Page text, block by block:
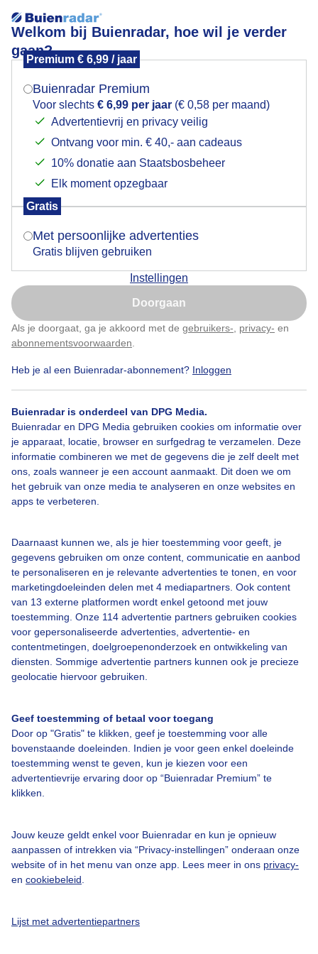
Welkom bij Buienradar, hoe wil je verder
gaan?
Premium € 6,99 / jaar
Buienradar Premium
Voor slechts € 6,99 per jaar (€ 0,58 per maand)
Advertentievrij en privacy veilig
Ontvang voor min. € 40,- aan cadeaus
10% donatie aan Staatsbosbeheer
Elk moment opzegbaar
Gratis
Met persoonlijke advertenties
Gratis blijven gebruiken
Instellingen
Doorgaan
Als je doorgaat, ga je akkoord met de gebruikers- privacy- en
abonnementsvoorwaarden
Heb je al een Buienradar-abonnement? Inloggen
Buienradar is onderdeel van DPG Media.
Buienradar en DPG Media gebruiken cookies om informatie over
je apparaat, locatie, browser en surfgedrag te verzamelen. Deze
informatie combineren we met de gegevens die je zelf deelt met
ons, zoals wanneer je een account aanmaakt. Dit doen we om
het gebruik van onze media te analyseren en onze websites en
apps te verbeteren.
Daarnaast kunnen we, als je hier toestemming voor geeft, je
gegevens gebruiken om onze content, communicatie en aanbod
te personaliseren en je relevante advertenties te tonen, en voor
marketingdoeleinden delen met 4 mediapartners. Ook content
van 13 externe platformen wordt enkel getoond met jouw
toestemming. Onze 114 advertentie partners gebruiken cookies
voor gepersonaliseerde advertenties, advertentie- en
contentmetingen, doelgroepenonderzoek en ontwikkeling van
diensten. Sommige advertentie partners kunnen ook je precieze
geolocatie hiervoor gebruiken.
Geef toestemming of betaal voor toegang
Door op "Gratis" te klikken, geef je toestemming voor alle
bovenstaande doeleinden. Indien je voor geen enkel doeleinde
toestemming wenst te geven, kun je kiezen voor een
advertentievrije ervaring door op “Buienradar Premium” te
klikken.
Jouw keuze geldt enkel voor Buienradar en kun je opnieuw
aanpassen of intrekken via “Privacy-instellingen” onderaan onze
website of in het menu van onze app. Lees meer in ons privacy-
en cookiebeleid
Lijst met advertentiepartners
Windenergie.
voor de opwekking van windenergie.
Door: Adri Joosse
Bekijk slideshow
Een moment geduld aub...
Over Buienradar
Veelgestelde vragen
Contact
Toegankelijkheid
Gebruikersvoorwaarden
Buienradar Team
Privacy beleid
Cookie beleid
Mogen we je locatie gebruiken voor het
Indien je hier nog geen akkoord op hebt gegeven,
verschijnt er zo een pop-up uit je browser waarin
Is goed, toon de popup
Nu niet, misschien later
Klik hierom dit aan te passen